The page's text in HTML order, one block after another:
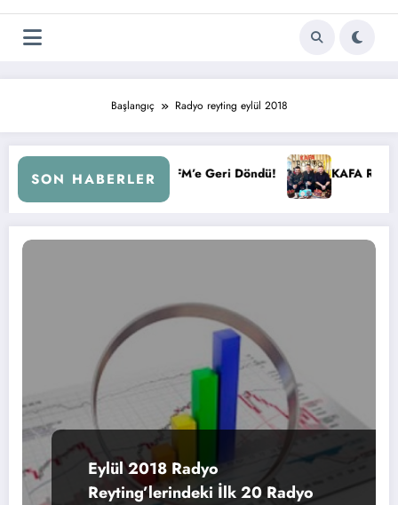
Başlangıç Radyo reyting eylül 2018
SON HABERLER
ile Kral FM’e Geri Döndü! KAFA RADYO 6
Eylül 2018 Radyo
Reyting’lerindeki İlk 20 Radyo